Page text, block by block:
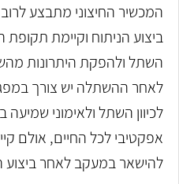
המכשיר החיצוני מתבצע
ביצוע הניתוח וקיימת
השתל ולהפקת היתרונות
לאחר ההשתלה יש צורך
לכיוון השתל ולאימוני
אפקטיבי לכל החיים, אולם
להישאר במעקב לאחר ביצוע